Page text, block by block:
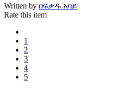
Written by በፍቃዱ አባይ
Rate this item
1
2
3
4
5